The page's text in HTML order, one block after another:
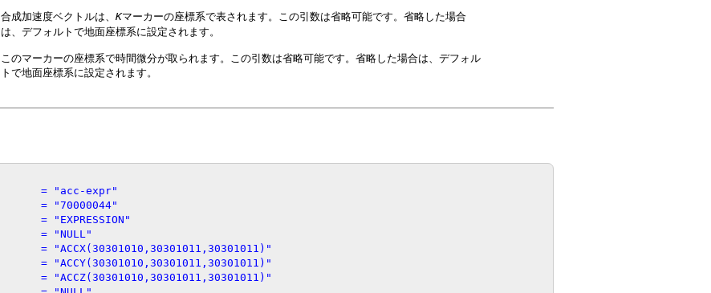
合成加速度ベクトルは、Kマーカーの座標系で表されます。この引数は省略可能です。省略した場合
は、デフォルトで地面座標系に設定されます。
このマーカーの座標系で時間微分が取られます。この引数は省略可能です。省略した場合は、デフォル
トで地面座標系に設定されます。